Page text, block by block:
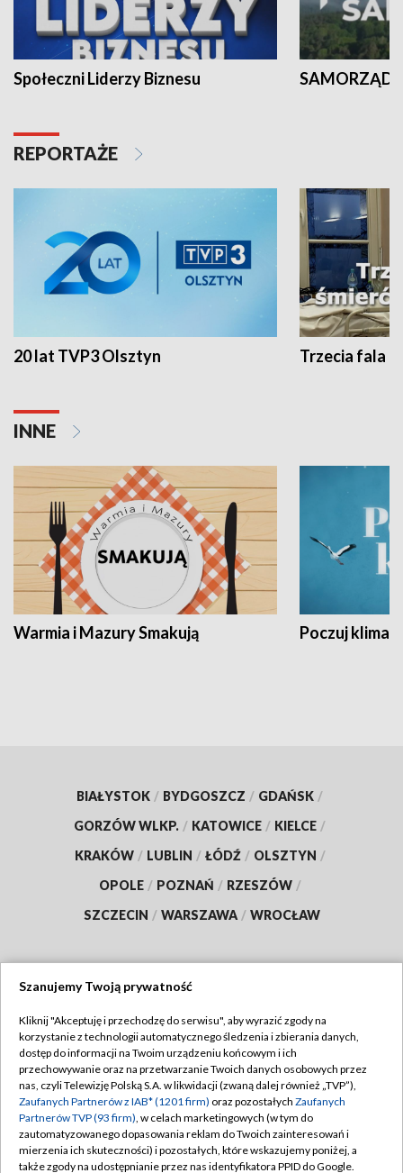
Społeczni Liderzy Biznesu SAMORZĄD
REPORTAŻE
20 lat TVP3 Olsztyn Trzecia fala -
INNE
Warmia i Mazury Smakują Poczuj klimat
BIAŁYSTOK / BYDGOSZCZ / GDAŃSK /
GORZÓW WLKP. / KATOWICE / KIELCE /
KRAKÓW / LUBLIN / ŁÓDŹ / OLSZTYN /
OPOLE / POZNAŃ / RZESZÓW /
SZCZECIN / WARSZAWA / WROCŁAW
TVP
Abonament TVP
Emisja w TVP
Centrum informacji TVP
Naziemna Telewizja Cyfrowa
Regulamin TVP
Polityka prywatności
Moje zgody
Pomoc
Szanujemy Twoją prywatność
Kliknij "Akceptuję i przechodzę do serwisu", aby wyrazić zgody na
korzystanie z technologii automatycznego śledzenia i zbierania danych,
dostęp do informacji na Twoim urządzeniu końcowym i ich
przechowywanie oraz na przetwarzanie Twoich danych osobowych przez
nas, czyli Telewizję Polską S.A. w likwidacji (zwaną dalej również „TVP”),
Zaufanych Partnerów z IAB* (1201 firm) oraz pozostałych Zaufanych
Partnerów TVP (93 firm), w celach marketingowych (w tym do
zautomatyzowanego dopasowania reklam do Twoich zainteresowań i
mierzenia ich skuteczności) i pozostałych, które wskazujemy poniżej, a
także zgody na udostępnianie przez nas identyfikatora PPID do Google.